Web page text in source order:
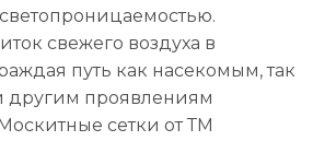
свежего воздуха в
путь как насекомым, так
другим проявлениям
сетки от ТМ